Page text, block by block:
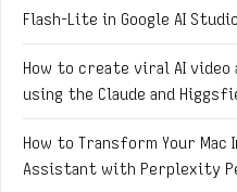
Flash-Lite in Google AI Studio
How to create viral AI video
using the Claude and
How to Transform Your Mac
Assistant with Perplexity